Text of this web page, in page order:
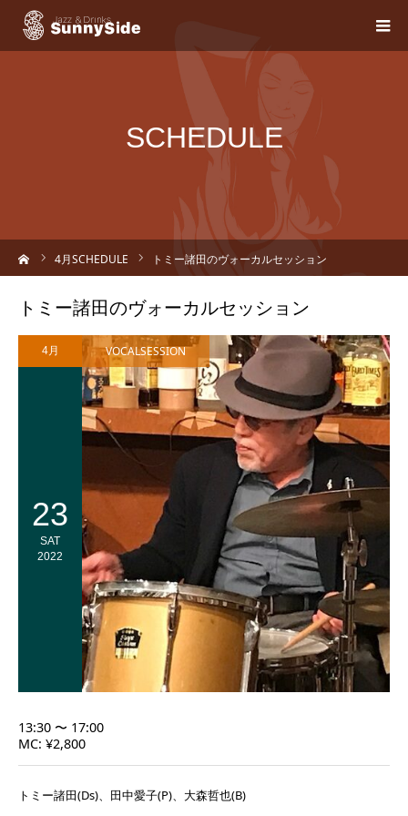
SCHEDULE
4月SCHEDULE トミー諸田のヴォーカルセッション
トミー諸田のヴォーカルセッション
4月
23
SAT
2022
VOCALSESSION
13:30 〜 17:00
MC: ¥2,800
トミー諸田(Ds)、田中愛子(P)、大森哲也(B)